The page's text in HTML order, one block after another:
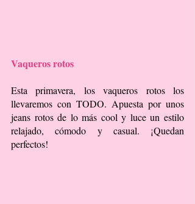
Vaqueros rotos
Esta primavera, los vaqueros rotos los
llevaremos con TODO. Apuesta por unos
jeans rotos de lo más cool y luce un estilo
relajado, cómodo y casual. ¡Quedan
perfectos!